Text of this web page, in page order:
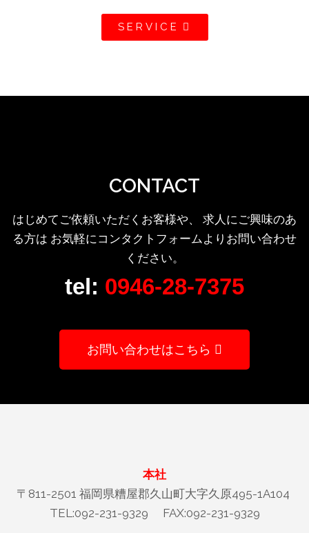
SERVICE
CONTACT
はじめてご依頼いただくお客様や、
求人にご興味のあ
る方は お気軽にコンタクトフォームよりお問い合わせ
ください。
tel: 0946-28-7375
お問い合わせはこちら
本社
〒811-2501 福岡県糟屋郡久山町大字久原495-1A104
TEL:092-231-9329 FAX:092-231-9329